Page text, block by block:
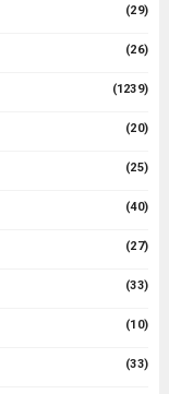
(29)
(26)
(1239)
(20)
(25)
(40)
(27)
(33)
(10)
(33)